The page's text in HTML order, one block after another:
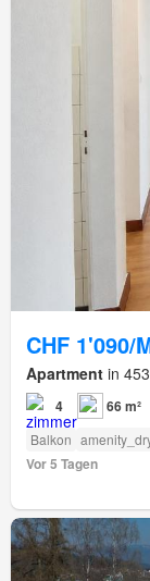
CHF 1'090/
Apartment in
4 66 m²
Balkon
Vor 5 Tagen